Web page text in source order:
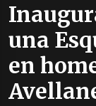
una
en